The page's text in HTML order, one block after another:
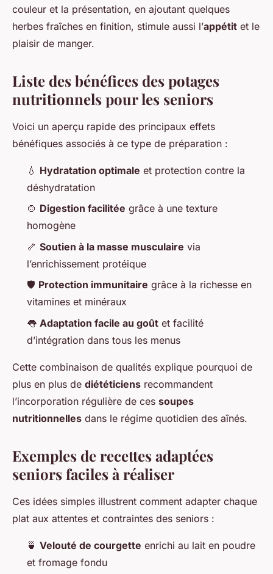
couleur et la présentation, en ajoutant quelques
herbes fraîches en finition, stimule aussi l’appétit et le
plaisir de manger.
Liste des bénéfices des potages
nutritionnels pour les seniors
Voici un aperçu rapide des principaux effets
bénéfiques associés à ce type de préparation :
💧 Hydratation optimale et protection contre la
déshydratation
🍲 Digestion facilitée grâce à une texture
homogène
🦴 Soutien à la masse musculaire via
l’enrichissement protéique
🛡️ Protection immunitaire grâce à la richesse en
vitamines et minéraux
👅 Adaptation facile au goût et facilité
d’intégration dans tous les menus
Cette combinaison de qualités explique pourquoi de
plus en plus de diététiciens recommandent
l’incorporation régulière de ces soupes
nutritionnelles dans le régime quotidien des aînés.
Exemples de recettes adaptées
seniors faciles à réaliser
Ces idées simples illustrent comment adapter chaque
plat aux attentes et contraintes des seniors :
🍵 Velouté de courgette enrichi au lait en poudre
et fromage fondu